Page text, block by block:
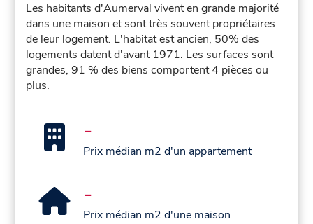
Les habitants d'Aumerval vivent en grande majorité
dans une maison et sont très souvent propriétaires
de leur logement. L'habitat est ancien, 50% des
logements datent d'avant 1971. Les surfaces sont
grandes, 91 % des biens comportent 4 pièces ou
plus.
-
Prix médian m2 d'un appartement
-
Prix médian m2 d'une maison